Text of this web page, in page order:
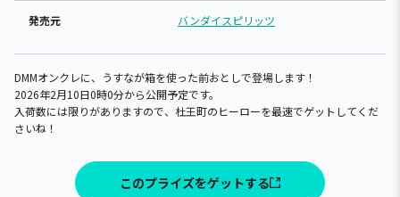
発売元 バンダイスピリッツ
DMMオンクレに、うすなが箱を使った前おとしで登場します！
2026年2月10日0時0分から公開予定です。
入荷数には限りがありますので、杜王町のヒーローを最速でゲットしてくだ
さいね！
このプライズをゲットする